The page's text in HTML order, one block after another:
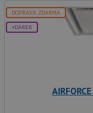
DOPRAVA ZDARMA
+DÁREK